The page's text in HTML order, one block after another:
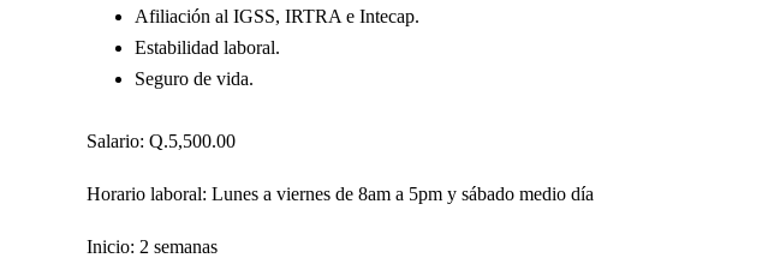
Afiliación al IGSS, IRTRA e Intecap.
Estabilidad laboral.
Seguro de vida.
Salario: Q.5,500.00
Horario laboral: Lunes a viernes de 8am a 5pm y sábado medio día
Inicio: 2 semanas